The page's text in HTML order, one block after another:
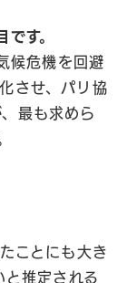
す。
候危機を回避
させ、パリ協
最も求めら
ことにも大き
推定される